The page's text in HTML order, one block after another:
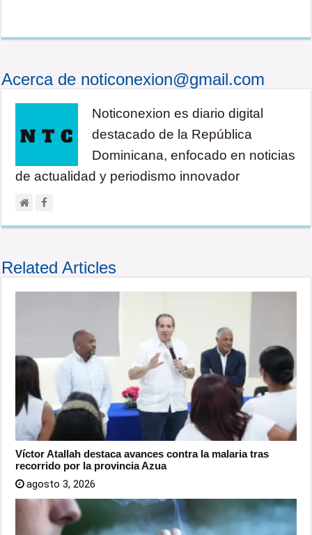
Acerca de noticonexion@gmail.com
Noticonexion es diario digital
destacado de la República
Dominicana, enfocado en noticias
de actualidad y periodismo innovador
Related Articles
Víctor Atallah destaca avances contra la malaria tras
recorrido por la provincia Azua
agosto 3, 2026